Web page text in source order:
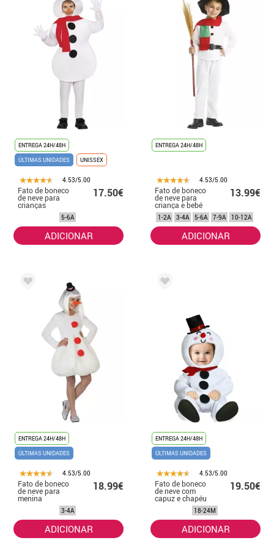
ENTREGA 24H/48H
ÚLTIMAS UNIDADES
UNISSEX
4.53/5.00
Fato de boneco
de neve para
crianças
17.50€
5-6A
ADICIONAR
ENTREGA 24H/48H
4.53/5.00
Fato de boneco
de neve para
criança e bebé
13.99€
1-2A 3-4A 5-6A 7-9A 10-12A
ADICIONAR
ENTREGA 24H/48H
ÚLTIMAS UNIDADES
4.53/5.00
Fato de boneco
de neve para
menina
18.99€
3-4A
ADICIONAR
ENTREGA 24H/48H
ÚLTIMAS UNIDADES
4.53/5.00
Fato de boneco
de neve com
capuz e chapéu
para bebé
19.50€
18-24M
ADICIONAR